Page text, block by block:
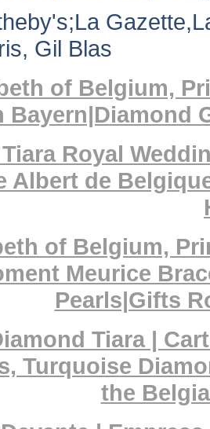
Gil Blas
of Belgium,
Bayern|Diamond
Royal
Albert de
of Belgium,
Meurice
Pearls|Gifts
Tiara |
Turquoise
the